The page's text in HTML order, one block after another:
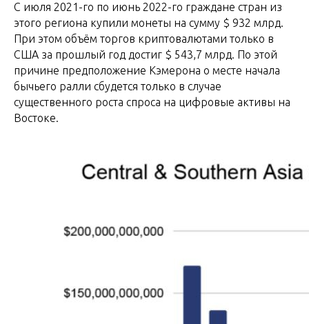
С июля 2021-го по июнь 2022-го граждане стран из
этого региона купили монеты на сумму $ 932 млрд.
При этом объём торгов криптовалютами только в
США за прошлый год достиг $ 543,7 млрд. По этой
причине предположение Кэмерона о месте начала
бычьего ралли сбудется только в случае
существенного роста спроса на цифровые активы на
Востоке.